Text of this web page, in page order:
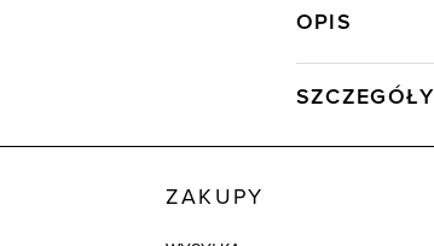
OPIS
SZCZEGÓŁY
ZAKUPY